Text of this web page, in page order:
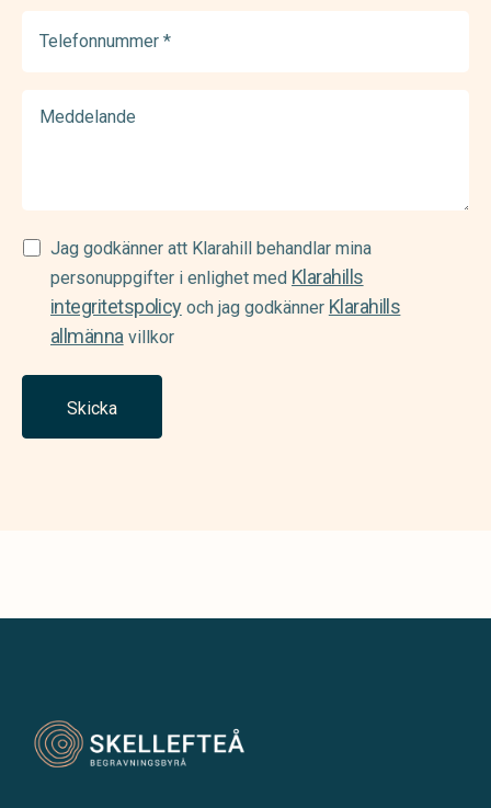
(Required)
Samtycke
(Required)
Jag godkänner att Klarahill behandlar mina
personuppgifter i enlighet med Klarahills
integritetspolicyoch jag godkänner Klarahills
allmännavillkor
Skicka